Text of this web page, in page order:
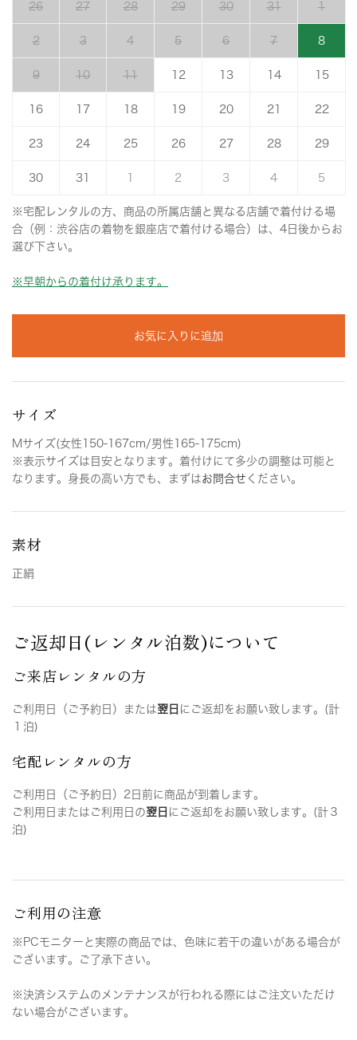
26 27 28 29 30 31 1
2 3 4 5 6 7 8
9 10 11 12 13 14 15
16 17 18 19 20 21 22
23 24 25 26 27 28 29
30 31 2 3 4 5
※宅配レンタルの方、商品の所属店舗と異なる店舗で着付ける場
合（例：渋谷店の着物を銀座店で着付ける場合）は、4日後からお
選び下さい。
※早朝からの着付け承ります。
お気に入りに追加
サイズ
Mサイズ(女性150-167cm/男性165-175cm)
※表示サイズは目安となります。着付けにて多少の調整は可能と
なります。身長の高い方でも、まずはお問合せ ください。
素材
正絹
ご返却日(レンタル泊数)について
ご来店レンタルの方
ご利用日（ご予約日）または翌日 にご返却をお願い致します。(計
１泊)
宅配レンタルの方
ご利用日（ご予約日）2日前に商品が到着します。
ご利用日またはご利用日の翌日 にご返却をお願い致します。(計３
泊)
ご利用の注意
※PCモニターと実際の商品では、色味に若干の違いがある場合が
ございます。ご了承下さい。
※決済システムのメンテナンスが行われる際にはご注文いただけ
ない場合がございます。